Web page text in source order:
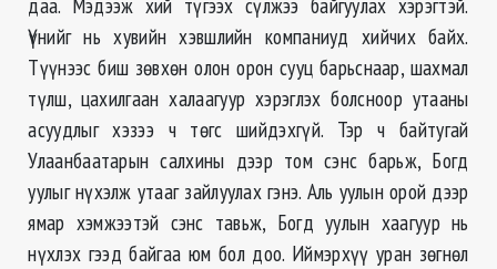
Үүнийг нь хувийн хэвшлийн компаниуд хийчих байх.
Түүнээс биш зөвхөн олон орон сууц барьснаар, шахмал
түлш, цахилгаан халаагуур хэрэглэх болсноор утааны
асуудлыг хэзээ ч төгс шийдэхгүй. Тэр ч байтугай
Улаанбаатарын салхины дээр том сэнс барьж, Богд
уулыг нүхэлж утааг зайлуулах гэнэ. Аль уулын орой дээр
ямар хэмжээтэй сэнс тавьж, Богд уулын хаагуур нь
нүхлэх гээд байгаа юм бол доо. Иймэрхүү уран зөгнөл